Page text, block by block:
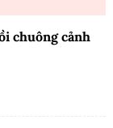
chuông cảnh